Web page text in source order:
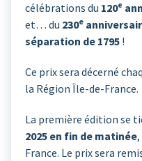
célébrations du 120ᵉ
et… du 230e
séparation de 1795 !
Ce prix sera décerné
la Région Île-de-France.
La première édition se
2025 en fin de matinée
France. Le prix sera